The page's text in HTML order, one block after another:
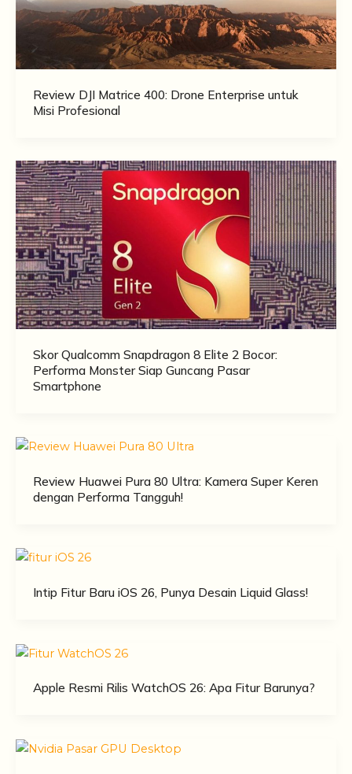
Review DJI Matrice 400: Drone Enterprise untuk
Misi Profesional
Skor Qualcomm Snapdragon 8 Elite 2 Bocor:
Performa Monster Siap Guncang Pasar
Smartphone
Review Huawei Pura 80 Ultra: Kamera Super Keren
dengan Performa Tangguh!
Intip Fitur Baru iOS 26, Punya Desain Liquid Glass!
Apple Resmi Rilis WatchOS 26: Apa Fitur Barunya?